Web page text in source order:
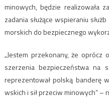
minowych, będzie realizowała
zadania służące wspieraniu
morskich do bezpiecznego
„Jestem przekonany, że oprócz
szerzenia bezpieczeństwa na
reprezentował polską banderę
wskich i sił przeciw minowych” –